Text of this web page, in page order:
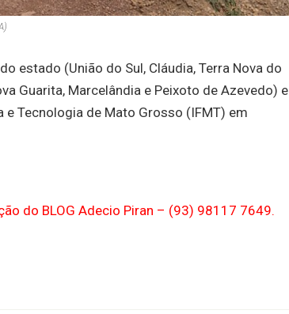
estado (União do Sul, Cláudia, Terra Nova do
Guarita, Marcelândia e Peixoto de Azevedo) e
Tecnologia de Mato Grosso (IFMT) em
do BLOG Adecio Piran – (93) 98117 7649.